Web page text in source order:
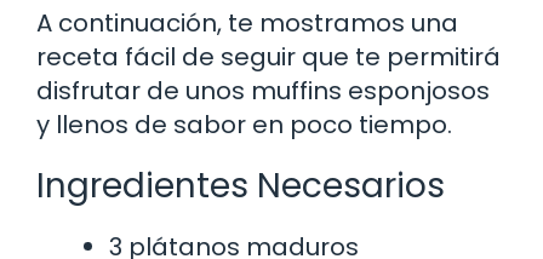
A continuación, te mostramos una
receta fácil de seguir que te permitirá
disfrutar de unos muffins esponjosos
y llenos de sabor en poco tiempo.
Ingredientes Necesarios
3 plátanos maduros